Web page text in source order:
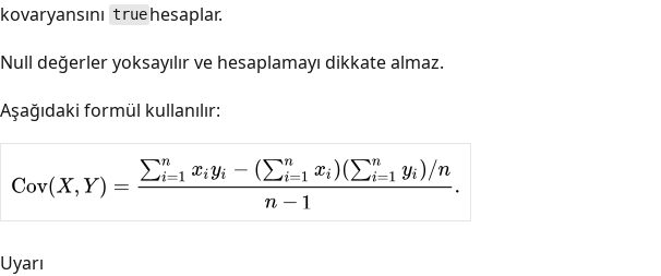
kovaryansını true hesaplar.
Null değerler yoksayılır ve hesaplamayı dikkate almaz.
Aşağıdaki formül kullanılır:
Uyarı